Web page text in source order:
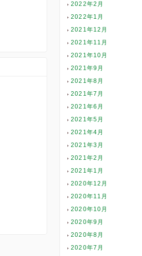
2022年2月
2022年1月
2021年12月
2021年11月
2021年10月
2021年9月
2021年8月
2021年7月
2021年6月
2021年5月
2021年4月
2021年3月
2021年2月
2021年1月
2020年12月
2020年11月
2020年10月
2020年9月
2020年8月
2020年7月